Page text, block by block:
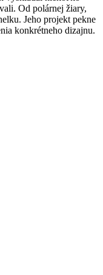
Od polárnej žiary,
Jeho projekt pekne
konkrétneho dizajnu.